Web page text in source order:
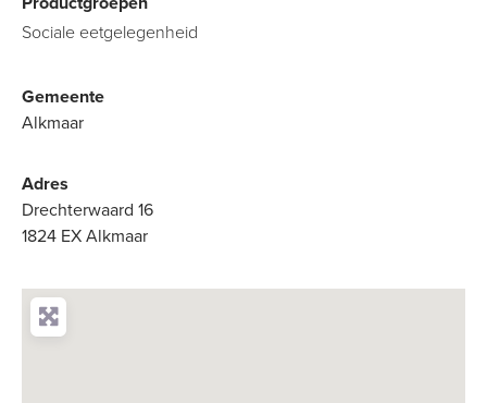
Sociale eetgelegenheid
Gemeente
Alkmaar
Adres
Drechterwaard 16
1824 EX Alkmaar